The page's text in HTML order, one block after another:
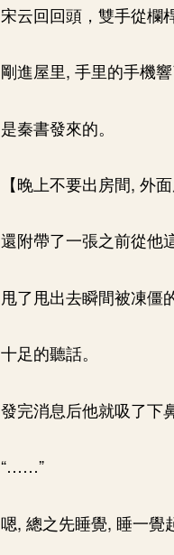
宋云回回頭，雙手從欄
剛進屋里, 手里的手機
是秦書發來的。
【晚上不要出房間, 外
還附帶了一張之前從他
甩了甩出去瞬間被凍僵
十足的聽話。
發完消息后他就吸了下
“……”
嗯, 總之先睡覺, 睡一覺